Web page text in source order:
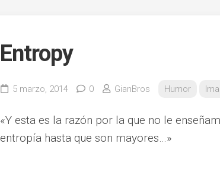
Entropy
5 marzo, 2014 0 GianBros Humor
«Y esta es la razón por la que no le
entropía hasta que son mayores…»